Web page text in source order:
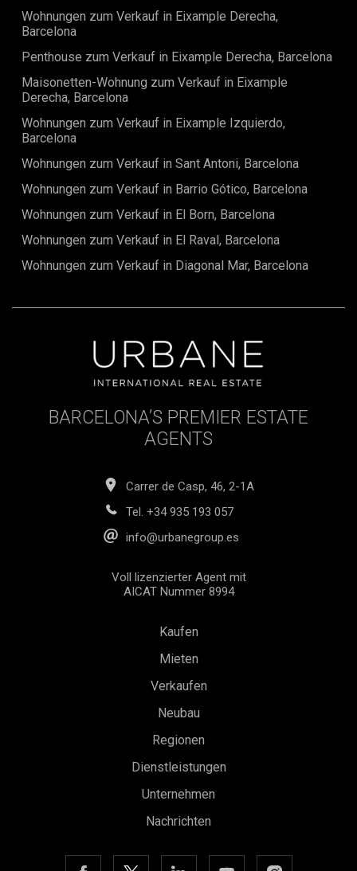
Wohnungen zum Verkauf in Eixample Derecha,
Barcelona
Penthouse zum Verkauf in Eixample Derecha, Barcelona
Maisonetten-Wohnung zum Verkauf in Eixample
Derecha, Barcelona
Wohnungen zum Verkauf in Eixample Izquierdo,
Barcelona
Wohnungen zum Verkauf in Sant Antoni, Barcelona
Wohnungen zum Verkauf in Barrio Gótico, Barcelona
Wohnungen zum Verkauf in El Born, Barcelona
Wohnungen zum Verkauf in El Raval, Barcelona
Wohnungen zum Verkauf in Diagonal Mar, Barcelona
BARCELONA’S PREMIER ESTATE
AGENTS
Carrer de Casp, 46, 2-1A
Tel. +34 935 193 057
info@urbanegroup.es
Voll lizenzierter Agent mit
AICAT Nummer 8994
Kaufen
Mieten
Verkaufen
Neubau
Regionen
Dienstleistungen
Unternehmen
Nachrichten